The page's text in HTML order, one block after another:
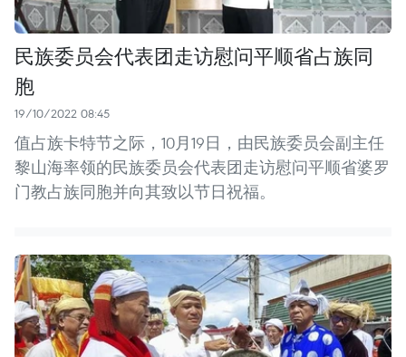
民族委员会代表团走访慰问平顺省占族同
胞
19/10/2022 08:45
值占族卡特节之际，10月19日，由民族委员会副主任
黎山海率领的民族委员会代表团走访慰问平顺省婆罗
门教占族同胞并向其致以节日祝福。